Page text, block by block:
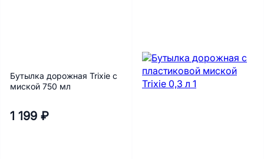
Бутылка дорожная Trixie с
миской 750 мл
1 199 ₽